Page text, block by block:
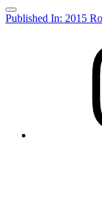
Menu
Post
Published In: 2015